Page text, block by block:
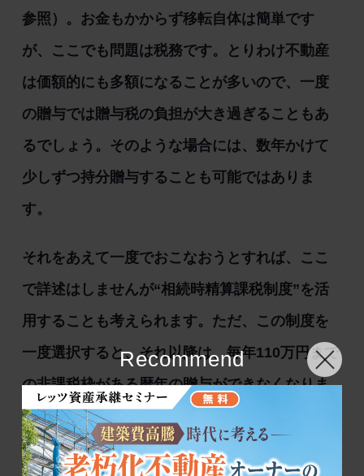
参照）。お金もかからず移転自体は簡単です
が、ここでも問題は税務です。とりわけ不動産
は価額的にも多額になることが多いので、一度
の贈与では贈与税の負担が大き過ぎることもあ
るでしょう。そのような場合には、数年かけて
少しずつ持分贈与することも可能ではありま
す。
それをあえて一度でおこなおうとすれば、ここ
で詳述はしませんが“相続時精算課税制度”を活
用することも考えられます。ただ、この制度を
一度選択すると、それ以降は、毎年110万円まで
の非課税枠がある暦年の贈与ができなくなりま
すので注意が必要です。
一般論としては相続税より贈与税の方が負担が
Recommend